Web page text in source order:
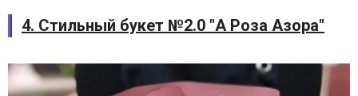
4. Стильный букет №2.0 "А Роза Азора"